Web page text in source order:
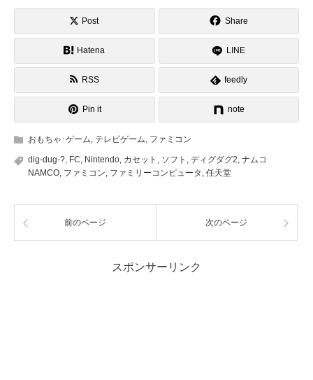
Post Share
Hatena LINE
RSS feedly
Pin it note
おもちゃ･ゲーム, テレビゲーム, ファミコン
dig-dug-?, FC, Nintendo, カセット , ソフト , ディグダグ2, ナムコ
NAMCO, ファミコン, ファミリーコンピュータ , 任天堂
前のページ 次のページ
スポンサーリンク